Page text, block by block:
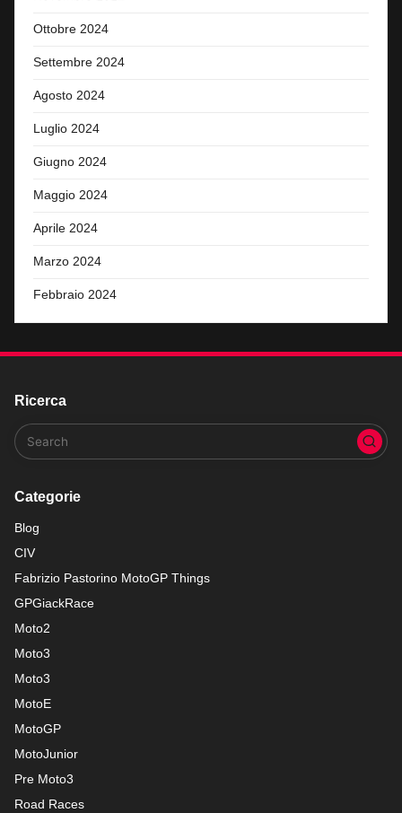
Ottobre 2024
Settembre 2024
Agosto 2024
Luglio 2024
Giugno 2024
Maggio 2024
Aprile 2024
Marzo 2024
Febbraio 2024
Ricerca
Categorie
Blog
CIV
Fabrizio Pastorino MotoGP Things
GPGiackRace
Moto2
Moto3
Moto3
MotoE
MotoGP
MotoJunior
Pre Moto3
Road Races